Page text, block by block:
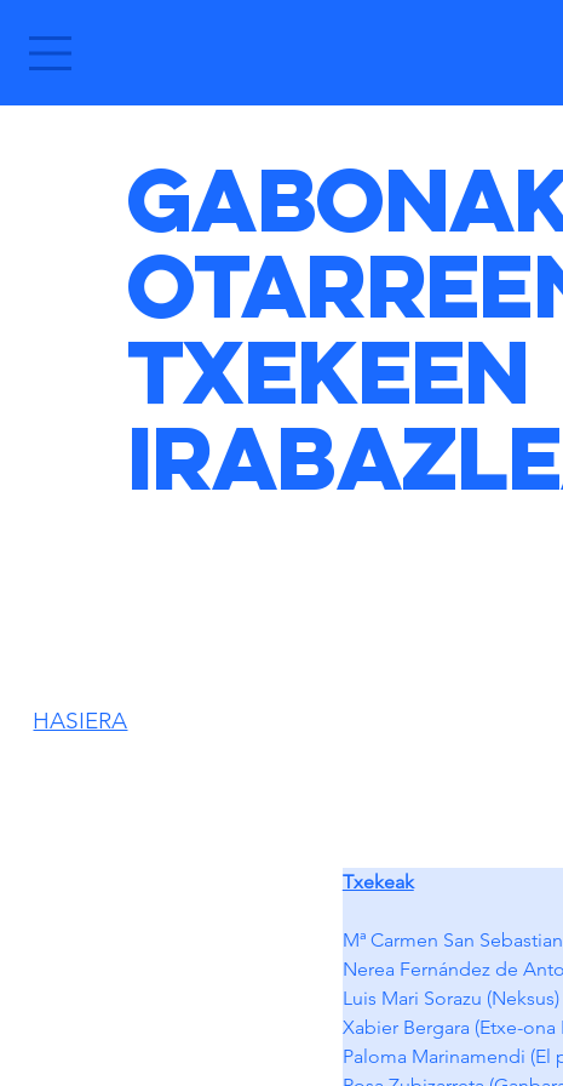
Txekeen
HASIERA
Txekeak
Mª Carmen San
Nerea Fernández de
Luis Mari Sorazu (Neksus)
Xabier Bergara (Etxe-ona
Paloma Marinamendi (El